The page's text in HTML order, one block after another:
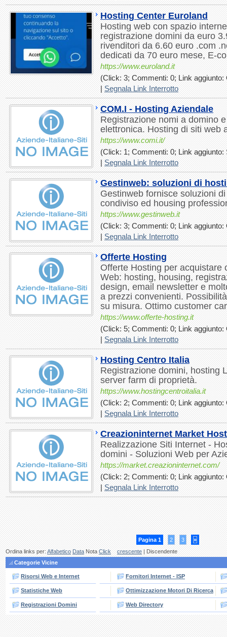
Hosting Center Euroland
Hosting web con spazio
registrazione domini da euro
rivenditori da 6.60 euro .com
dedicati da 70 euro mese, E-
https://www.euroland.it
(Click: 3; Commenti: 0; Link aggiunto:
|Segnala Link Interrotto
COM.I - Hosting Aziendale
Registrazione nomi a domino
elettronica. Hosting di siti web
https://www.comi.it/
(Click: 1; Commenti: 0; Link aggiunto:
|Segnala Link Interrotto
Gestinweb: soluzioni di
Gestinweb fornisce soluzioni
condiviso ed housing
https://www.gestinweb.it
(Click: 3; Commenti: 0; Link aggiunto:
|Segnala Link Interrotto
Offerte Hosting
Offerte Hosting per acquistare
Web: hosting, housing,
design, email newsletter e
a prezzi convenienti.
su misura. Ottimo customer
https://www.offerte-hosting.it
(Click: 5; Commenti: 0; Link aggiunto:
|Segnala Link Interrotto
Hosting Centro Italia
Registrazione domini, hosting
server farm di proprietà.
https://www.hostingcentroitalia.it
(Click: 2; Commenti: 0; Link aggiunto:
|Segnala Link Interrotto
Creazioninternet Market
Realizzazione Siti Internet -
domini - Soluzioni Web per
https://market.creazioninternet.com/
(Click: 2; Commenti: 0; Link aggiunto:
|Segnala Link Interrotto
Pagina 1 2 3
»
Ordina links per:Alfabetico DataNotaClick crescente| Discendente
Categorie Vicine
Risorsi Web e Internet Fornitori Internet - ISP
Statistiche Web Ottimizzazione Motori Di Ricerca
Registrazioni Domini Web Directory